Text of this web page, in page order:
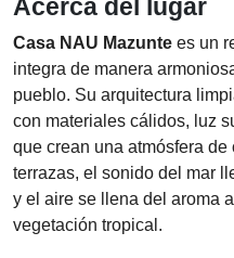
Acerca del lugar
Casa NAU Mazunte es un
integra de manera
pueblo. Su arquitectura
con materiales cálidos, luz
que crean una atmósfera
terrazas, el sonido del mar
y el aire se llena del aroma
vegetación tropical.